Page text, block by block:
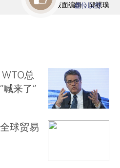
版面编辑：邱祺璞
虚位以待
总
来了”
球贸易